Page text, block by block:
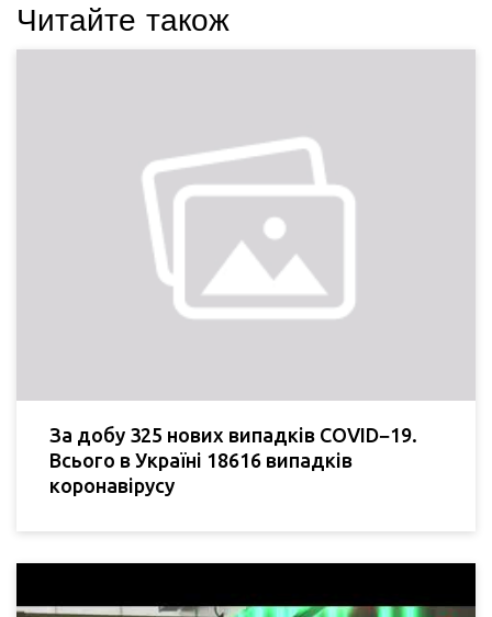
Читайте також
За добу 325 нових випадків COVID−19.
Всього в Україні 18616 випадків
коронавірусу